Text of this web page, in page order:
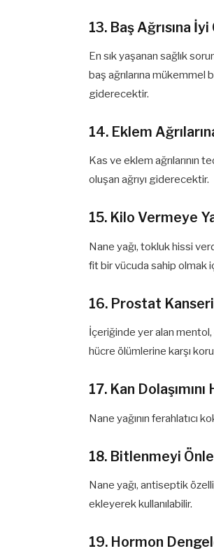
13. Baş Ağrısına
En sık yaşanan sağlık
baş ağrılarına mükemmel
giderecektir.
14. Eklem
Kas ve eklem ağrılarının
oluşan ağrıyı giderecektir.
15. Kilo Vermeye
Nane yağı, tokluk hissi
fit bir vücuda sahip olmak
16. Prostat
İçeriğinde yer alan
hücre ölümlerine karşı
17. Kan Dolaşımını
Nane yağının ferahlatıcı
18. Bitlenmeyi
Nane yağı, antiseptik
ekleyerek kullanılabilir.
19. Hormon